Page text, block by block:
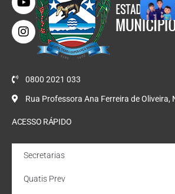
0800 2021 033
Rua Professora Ana Ferreira de Oliveira,
ACESSO RÁPIDO
Secretarias
Quatis Prev